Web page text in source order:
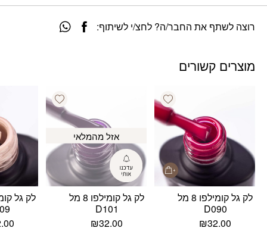
רוצה לשתף את החבר/ה? לחצ/י לשיתוף:
מוצרים קשורים
Add wishlist
לק גל קומילפו 8 מל
D090
₪32.00
Add wishlist
אזל מהמלאי
לק גל קומילפו 8 מל
D101
₪32.00